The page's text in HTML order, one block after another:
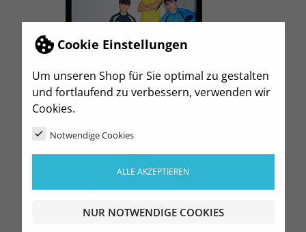
Cookie Einstellungen
Um unseren Shop für Sie optimal zu gestalten
und fortlaufend zu verbessern, verwenden wir
Cookies.
Notwendige Cookies
ALLE AKZEPTIEREN
NUR NOTWENDIGE COOKIES
Joma
Katalog 2026